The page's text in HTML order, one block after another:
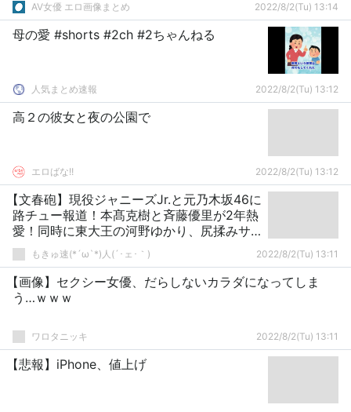
AV女優 エロ画像まとめ 2022/8/2(Tu) 13:14
母の愛 #shorts #2ch #2ちゃんねる
人気まとめ速報 2022/8/2(Tu) 13:12
高２の彼女と夜の公園で
エロばな!! 2022/8/2(Tu) 13:12
【文春砲】現役ジャニーズJr.と元乃木坂46に
路チュー報道！本髙克樹と斉藤優里が2年熱
愛！同時に東大王の河野ゆかり、尻揉みサ
ラリーマン男性とW二股浮気報道…
もきゅ速(*´ω`*)人(´･ェ･｀) 2022/8/2(Tu) 13:11
【画像】セクシー女優、だらしないカラダになってしま
う…ｗｗｗ
ワロタニッキ 2022/8/2(Tu) 13:11
【悲報】iPhone、値上げ